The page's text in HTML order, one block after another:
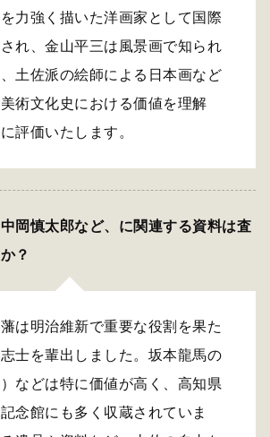
力強く描いた洋画家として国際
れ、金山平三は風景画で知られ
土佐派の絵師による日本画など
術文化史における価値を理解
評価いたします。
岡慎太郎など、に関連する資料は査
？
は明治維新で重要な役割を果た
士を輩出しました。坂本龍馬の
などは特に価値が高く、高知県
念館にも多く収蔵されていま